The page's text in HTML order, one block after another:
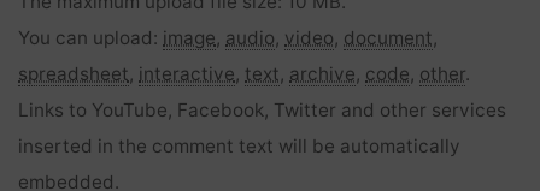
You can upload: image, audio, video, document,
spreadsheet, interactive, text, archive, code, other.
Links to YouTube, Facebook, Twitter and other services
inserted in the comment text will be automatically
embedded.